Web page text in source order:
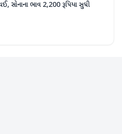
સોનાના ભાવ 2,200 રૂપિયા સુધી